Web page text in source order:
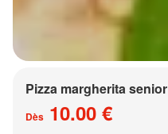
Pizza margherita senior
Dès 10.00 €